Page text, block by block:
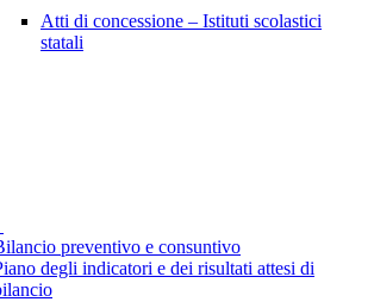
Atti di concessione – Istituti scolastici
statali
preventivo e consuntivo
degli indicatori e dei risultati attesi di